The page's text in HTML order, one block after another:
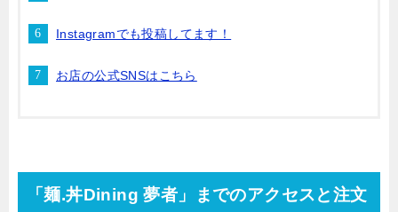
Instagramでも投稿してます！
お店の公式SNSはこちら
「麺.丼Dining夢者」までのアクセスと注文